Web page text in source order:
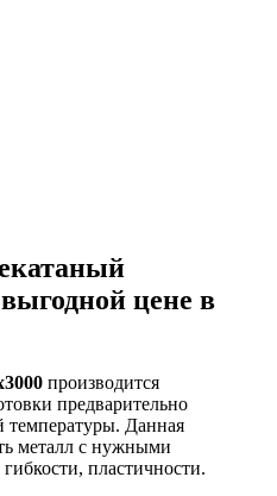
цене в
производится
предварительно
температуры. Данная
металл с нужными
пластичности.